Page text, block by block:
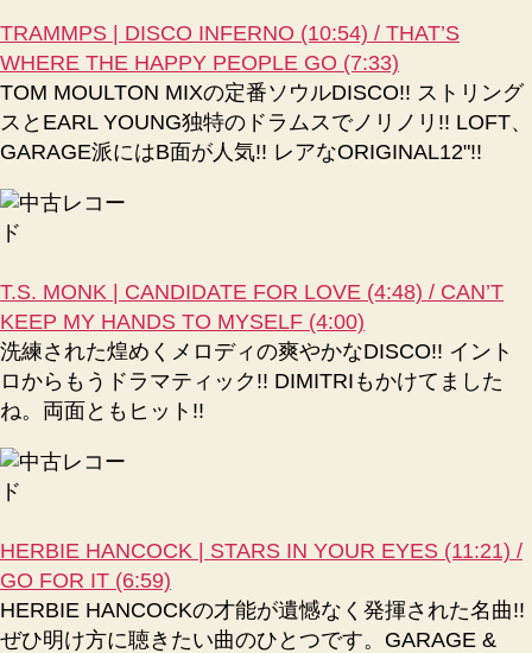
TRAMMPS | DISCO INFERNO (10:54) / THAT’S
WHERE THE HAPPY PEOPLE GO (7:33)
TOM MOULTON MIXの定番ソウルDISCO!! ストリング
スとEARL YOUNG独特のドラムスでノリノリ!! LOFT、
GARAGE派にはB面が人気!! レアなORIGINAL12"!!
T.S. MONK | CANDIDATE FOR LOVE (4:48) / CAN’T
KEEP MY HANDS TO MYSELF (4:00)
洗練された煌めくメロディの爽やかなDISCO!! イント
ロからもうドラマティック!! DIMITRIもかけてました
ね。両面ともヒット!!
HERBIE HANCOCK | STARS IN YOUR EYES (11:21) /
GO FOR IT (6:59)
HERBIE HANCOCKの才能が遺憾なく発揮された名曲!!
ぜひ明け方に聴きたい曲のひとつです。GARAGE &